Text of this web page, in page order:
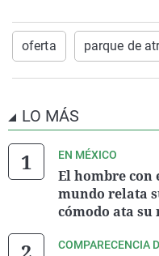
oferta parque de
LO MÁS
EN MÉXICO
El hombre con
mundo relata
cómodo ata
COMPARECENCIA